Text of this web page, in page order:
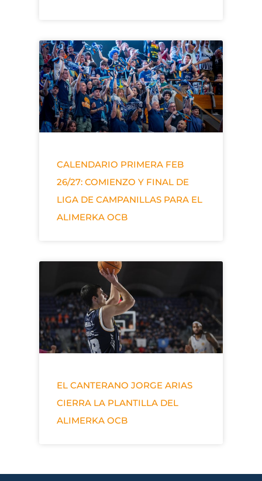
CALENDARIO PRIMERA FEB
26/27: COMIENZO Y FINAL DE
LIGA DE CAMPANILLAS PARA EL
ALIMERKA OCB
EL CANTERANO JORGE ARIAS
CIERRA LA PLANTILLA DEL
ALIMERKA OCB